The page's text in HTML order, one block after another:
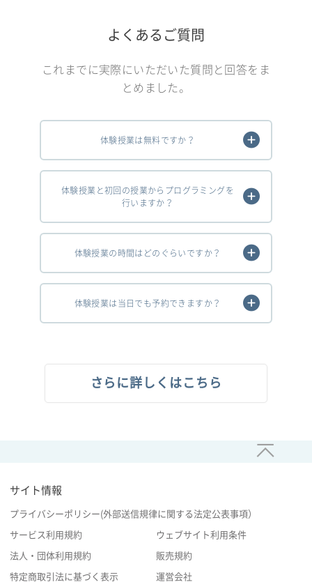
よくあるご質問
これまでに実際にいただいた質問と回答をま
とめました。
体験授業は無料ですか？
体験授業と初回の授業からプログラミングを
行いますか？
体験授業の時間はどのぐらいですか？
体験授業は当日でも予約できますか？
さらに詳しくはこちら
サイト情報
プライバシーポリシー(外部送信規律に関する法定公表事項）
サービス利用規約 ウェブサイト利用条件
法人・団体利用規約 販売規約
特定商取引法に基づく表示 運営会社